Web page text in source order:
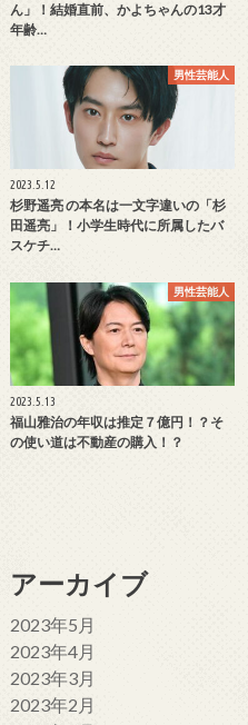
ん」！結婚直前、かよちゃんの13才
年齢…
男性芸能人
2023.5.12
杉野遥亮 の本名は一文字違いの「杉
田遥亮」！小学生時代に所属したバ
スケチ…
男性芸能人
2023.5.13
福山雅治の年収は推定７億円！？そ
の使い道は不動産の購入！？
アーカイブ
2023年5月
2023年4月
2023年3月
2023年2月